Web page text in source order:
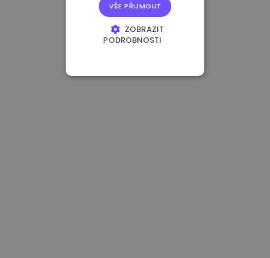
VŠE PŘIJMOUT
ZOBRAZIT
PODROBNOSTI